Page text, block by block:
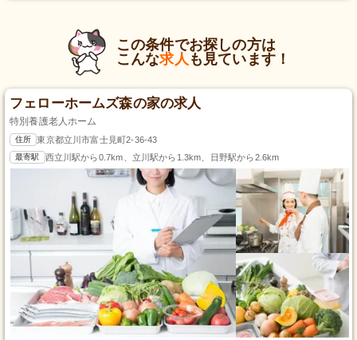
この条件でお探しの方は
こんな求人 も見ています！
フェローホームズ森の家の求人
特別養護老人ホーム
住所 東京都立川市富士見町2-36-43
最寄駅 西立川駅から0.7km、立川駅から1.3km、日野駅から2.6km